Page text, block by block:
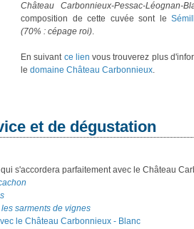
Château Carbonnieux-Pessac-Léognan-
composition de cette cuvée sont le
(70% : cépage roi).
En suivant ce lien vous trouverez plus
le domaine Château Carbonnieux.
et de dégustation
s'accordera parfaitement avec le Château
sarments de vignes
le Château Carbonnieux - Blanc